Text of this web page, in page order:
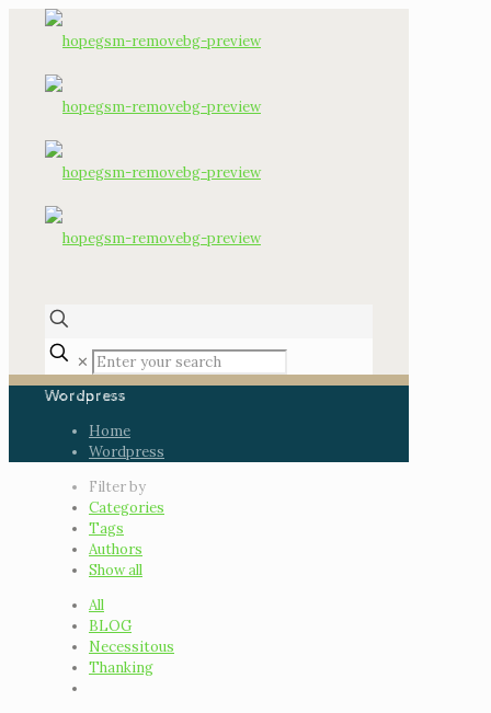
✕
Wordpress
Home
Wordpress
Filter by
Categories
Tags
Authors
Show all
All
BLOG
Necessitous
Thanking